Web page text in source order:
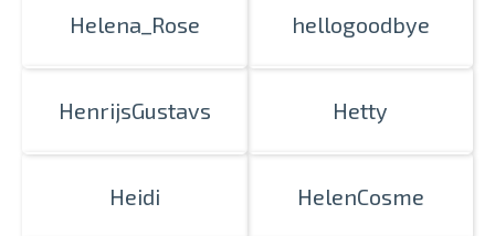
Helena_Rose hellogoodbye
HenrijsGustavs Hetty
Heidi HelenCosme